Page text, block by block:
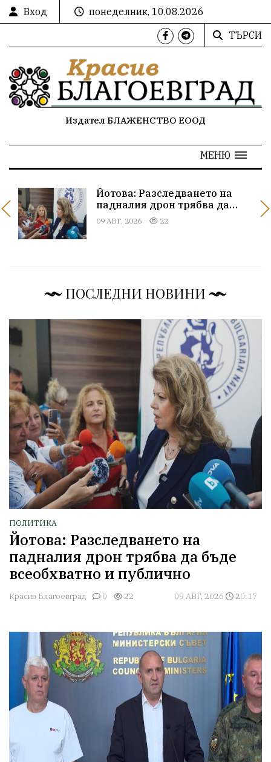
Вход
понеделник, 10.08.2026
ТЪРСИ
Издател БЛАЖЕНСТВО ЕООД
МЕНЮ
Йотова: Разследването на
падналия дрон трябва да
бъде всеобхватно и публично
09 АВГ, 2026 22
ПОСЛЕДНИ НОВИНИ
ПОЛИТИКА
Йотова: Разследването на
падналия дрон трябва да бъде
всеобхватно и публично
Красив Благоевград 0 22 09 АВГ, 2026 20:17